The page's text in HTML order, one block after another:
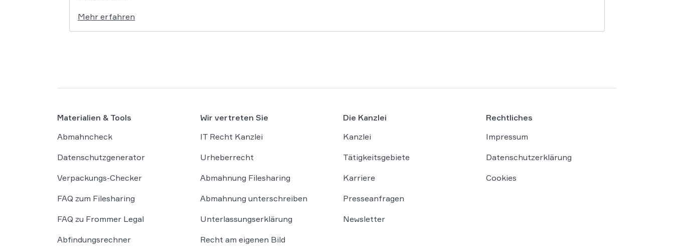
Mehr erfahren
Materialien & Tools
Abmahncheck
Datenschutzgenerator
Verpackungs-Checker
FAQ zum Filesharing
FAQ zu Frommer Legal
Abfindungsrechner
Wir vertreten Sie
IT Recht Kanzlei
Urheberrecht
Abmahnung Filesharing
Abmahnung unterschreiben
Unterlassungserklärung
Recht am eigenen Bild
Die Kanzlei
Kanzlei
Tätigkeitsgebiete
Karriere
Presseanfragen
Newsletter
Rechtliches
Impressum
Datenschutzerklärung
Cookies